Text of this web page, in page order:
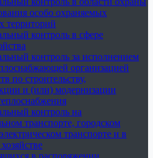
особо охраняемых
территорий
контроль в сфере
контроль за исполнением
организацией
по строительству,
и (или) модернизации
контроль на
транспорте, городском
транспорте и в
в распоряжении